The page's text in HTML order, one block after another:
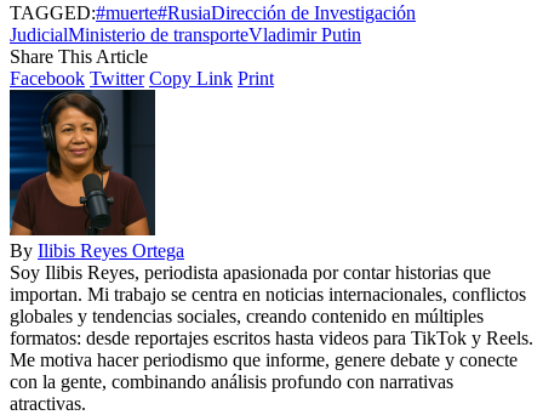
TAGGED:#muerte#RusiaDirección de Investigación
JudicialMinisterio de transporteVladimir Putin
Share This Article
Facebook Twitter Copy Link Print
By Ilibis Reyes Ortega
Soy Ilibis Reyes, periodista apasionada por contar historias que
importan. Mi trabajo se centra en noticias internacionales, conflictos
globales y tendencias sociales, creando contenido en múltiples
formatos: desde reportajes escritos hasta videos para TikTok y Reels.
Me motiva hacer periodismo que informe, genere debate y conecte
con la gente, combinando análisis profundo con narrativas
atractivas.